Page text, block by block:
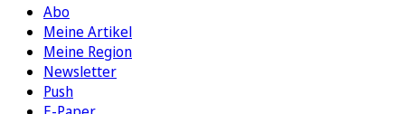
Abo
Meine Artikel
Meine Region
Newsletter
Push